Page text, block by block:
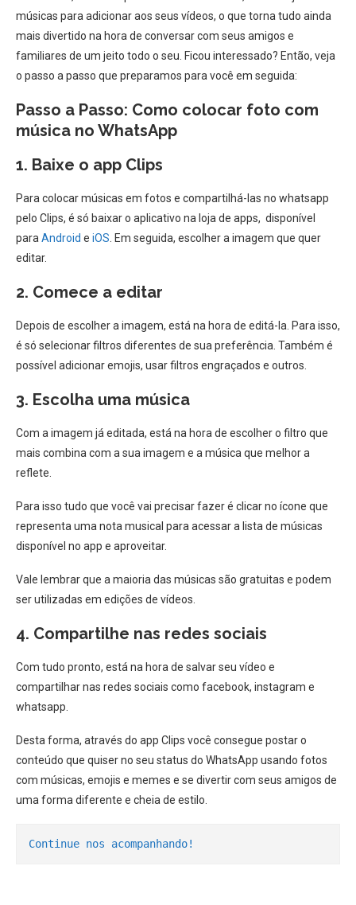
músicas para adicionar aos seus vídeos, o que torna tudo ainda
mais divertido na hora de conversar com seus amigos e
familiares de um jeito todo o seu. Ficou interessado? Então, veja
o passo a passo que preparamos para você em seguida:
Passo a Passo: Como colocar foto com
música no WhatsApp
1. Baixe o app Clips
Para colocar músicas em fotos e compartilhá-las no whatsapp
pelo Clips, é só baixar o aplicativo na loja de apps, disponível
para Android e iOS . Em seguida, escolher a imagem que quer
editar.
2. Comece a editar
Depois de escolher a imagem, está na hora de editá-la. Para isso,
é só selecionar filtros diferentes de sua preferência. Também é
possível adicionar emojis, usar filtros engraçados e outros.
3. Escolha uma música
Com a imagem já editada, está na hora de escolher o filtro que
mais combina com a sua imagem e a música que melhor a
reflete.
Para isso tudo que você vai precisar fazer é clicar no ícone que
representa uma nota musical para acessar a lista de músicas
disponível no app e aproveitar.
Vale lembrar que a maioria das músicas são gratuitas e podem
ser utilizadas em edições de vídeos.
4. Compartilhe nas redes sociais
Com tudo pronto, está na hora de salvar seu vídeo e
compartilhar nas redes sociais como facebook, instagram e
whatsapp.
Desta forma, através do app Clips você consegue postar o
conteúdo que quiser no seu status do WhatsApp usando fotos
com músicas, emojis e memes e se divertir com seus amigos de
uma forma diferente e cheia de estilo.
Continue nos acompanhando!